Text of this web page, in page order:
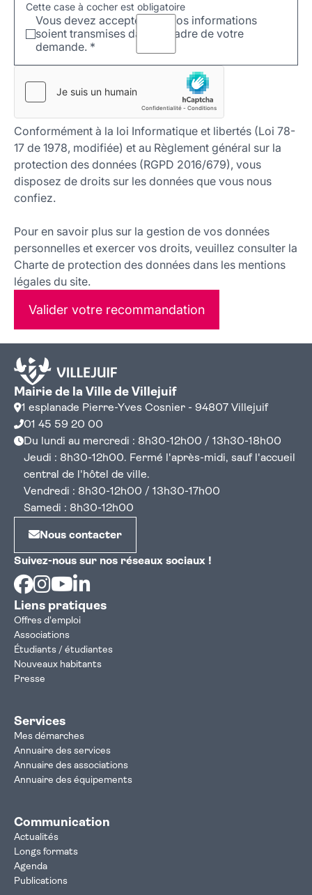
Cette case à cocher est obligatoire
Vous devez accepter que vos informations
soient transmises dans le cadre de votre
demande. *
Conformément à la loi Informatique et libertés (Loi 78-
17 de 1978, modifiée) et au Règlement général sur la
protection des données (RGPD 2016/679), vous
disposez de droits sur les données que vous nous
confiez.
Pour en savoir plus sur la gestion de vos données
personnelles et exercer vos droits, veuillez consulter la
Charte de protection des données dans les mentions
légales du site.
Valider votre recommandation
Mairie de la Ville de Villejuif
1 esplanade Pierre-Yves Cosnier - 94807 Villejuif
01 45 59 20 00
Du lundi au mercredi : 8h30-12h00 / 13h30-18h00
Jeudi : 8h30-12h00. Fermé l'après-midi, sauf l'accueil
central de l'hôtel de ville.
Vendredi : 8h30-12h00 / 13h30-17h00
Samedi : 8h30-12h00
Nous contacter
Suivez-nous sur nos réseaux sociaux !
Facebook
Instagram
Youtube
Liens pratiques
Offres d'emploi
Associations
Étudiants / étudiantes
Nouveaux habitants
Presse
Services
Mes démarches
Annuaire des services
Annuaire des associations
Annuaire des équipements
Communication
Actualités
Longs formats
Agenda
Publications